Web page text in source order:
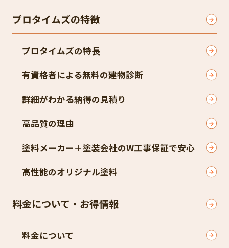
プロタイムズの特徴
プロタイムズの特長
有資格者による無料の建物診断
詳細がわかる納得の見積り
高品質の理由
塗料メーカー＋塗装会社のW工事保証で安心
高性能のオリジナル塗料
料金について・お得情報
料金について